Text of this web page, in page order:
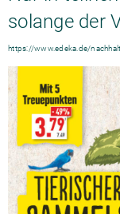
solange der
https://www.edeka.de/